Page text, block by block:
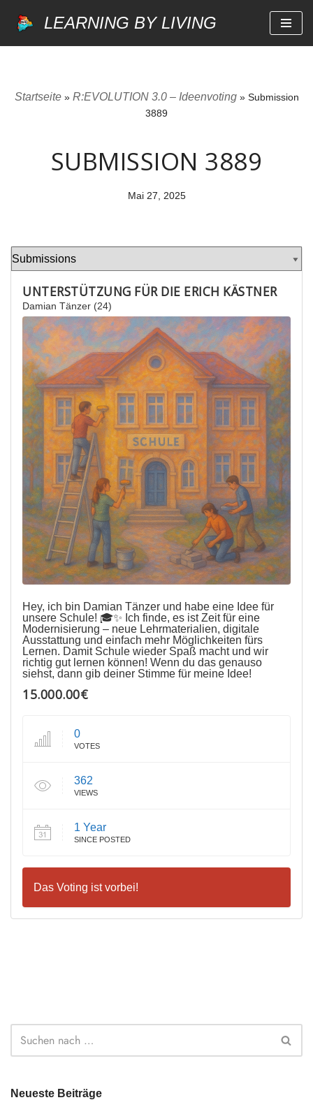
LEARNING BY LIVING
Startseite» R:EVOLUTION 3.0 – Ideenvoting» Submission
3889
SUBMISSION 3889
Mai 27, 2025
UNTERSTÜTZUNG FÜR DIE ERICH KÄSTNER
Damian Tänzer (24)
Hey, ich bin Damian Tänzer und habe eine Idee für
unsere Schule! 🎓✨ Ich finde, es ist Zeit für eine
Modernisierung – neue Lehrmaterialien, digitale
Ausstattung und einfach mehr Möglichkeiten fürs
Lernen. Damit Schule wieder Spaß macht und wir
richtig gut lernen können! Wenn du das genauso
siehst, dann gib deiner Stimme für meine Idee!
15.000.00€
0
VOTES
362
VIEWS
1 Year
SINCE POSTED
Das Voting ist vorbei!
Neueste Beiträge